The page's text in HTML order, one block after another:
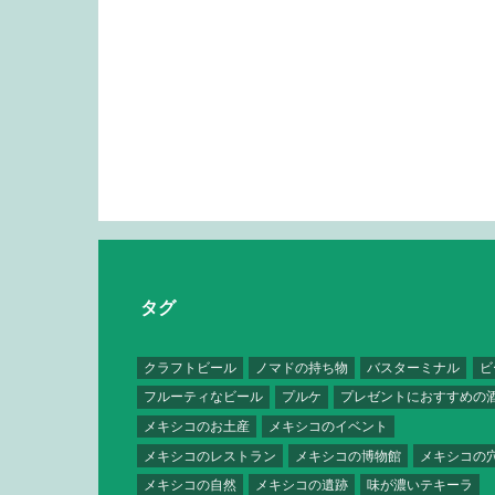
タグ
クラフトビール ノマドの持ち物 バスターミナル
フルーティなビール
プルケ
プレゼントにおすすめの
メキシコのお土産
メキシコのイベント
メキシコのレストラン
メキシコの博物館
メキシコの
メキシコの自然
メキシコの遺跡 味が濃いテキーラ